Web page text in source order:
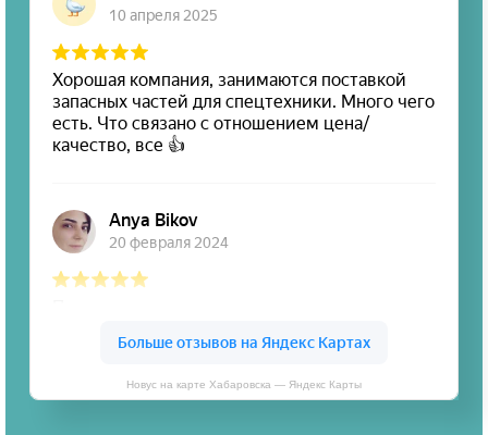
Новус на карте Хабаровска — Яндекс Карты